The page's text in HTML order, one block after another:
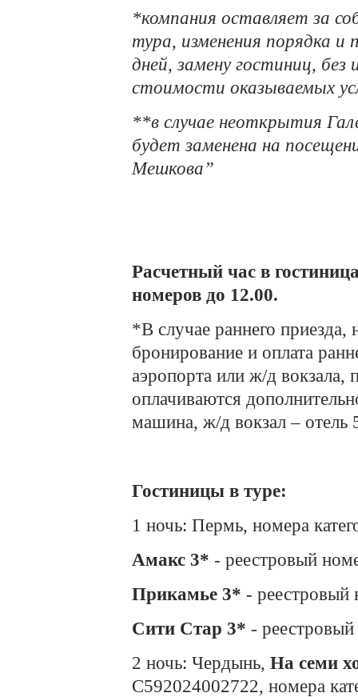
*компания оставляет за
тура, изменения порядка и
дней, замену гостиниц,
стоимости оказываемых
**в случае неоткрытия
будет заменена на
Мешкова”
Расчетный час в
номеров до 12.00.
*В случае раннего приезда,
бронирование и оплата
аэропорта или ж/д вокзала,
оплачиваются
машина, ж/д вокзал –
Гостиницы в туре:
1 ночь: Пермь, номера
Амакс 3* - реестровый
Прикамье 3* -
Сити Стар 3* -
2 ночь: Чердынь, На семи
С592024002722, номера